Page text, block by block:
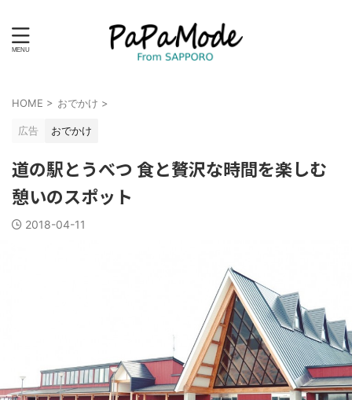
HOME > おでかけ >
広告 おでかけ
道の駅とうべつ 食と贅沢な時間を楽しむ
憩いのスポット
2018-04-11